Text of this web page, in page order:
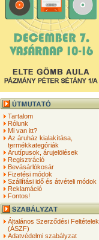
Tartalom
Rólunk
Mi van itt?
Az áruház kialakítása,
termékkategóriák
Árutípusok, árujelölések
Regisztráció
Bevásárlókosár
Fizetési módok
Szállítási idő és átvételi módok
Reklamáció
Fontos!
Általános Szerződési Feltételek
(ÁSZF)
Adatvédelmi szabályzat